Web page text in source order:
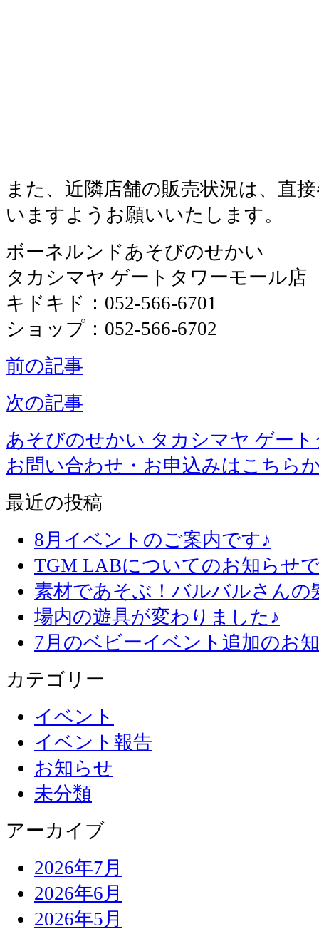
また、近隣店舗の販売状況は、直
いますようお願いいたします。
ボーネルンドあそびのせかい
タカシマヤ ゲートタワーモール店
キドキド：052-566-6701
ショップ：052-566-6702
前の記事
次の記事
あそびのせかい タカシマヤ ゲー
お問い合わせ・お申込みはこちら
最近の投稿
8月イベントのご案内です♪
TGM LABについてのお知らせ
素材であそぶ！バルバルさん
場内の遊具が変わりました♪
7月のベビーイベント追加のお
カテゴリー
イベント
イベント報告
お知らせ
未分類
アーカイブ
2026年7月
2026年6月
2026年5月